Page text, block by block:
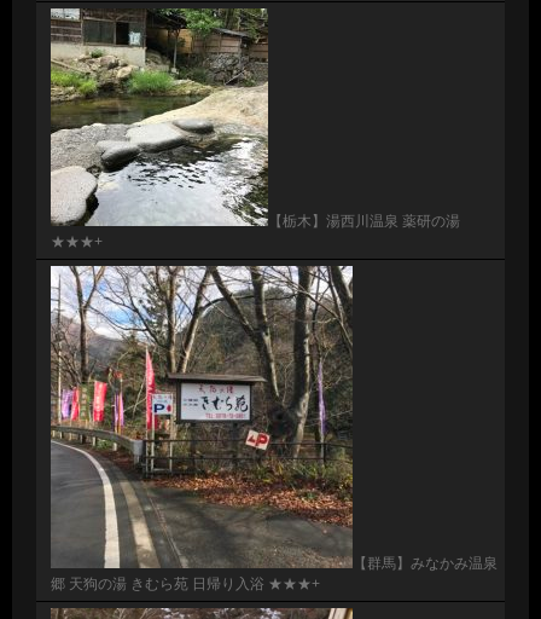
【栃木】湯西川温泉 薬研の湯
★★★+
【群馬】みなかみ温泉
郷 天狗の湯 きむら苑 日帰り入浴 ★★★+